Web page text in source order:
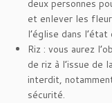
deux personnes
et enlever les
l’église dans
Riz : vous aurez
de riz à l’issue de
interdit,
sécurité.